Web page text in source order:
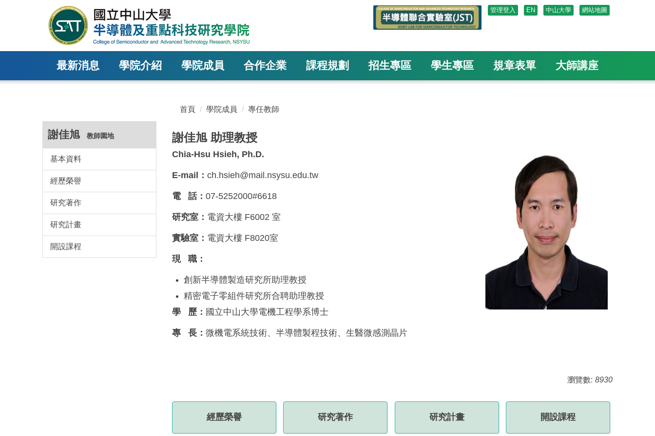
管理登入 EN 中山大學 網站地圖
最新消息 學院介紹 學院成員 合作企業 課程規劃 招生專區 學生專區 規章表單 大師講座
謝佳旭 教師園地
基本資料
經歷榮譽
研究著作
研究計畫
開設課程
首頁 學院成員 專任教師
謝佳旭 助理教授
Chia-Hsu Hsieh, Ph.D.
E-mail： ch.hsieh@mail.nsysu.edu.tw
電 話： 07-5252000#6618
研究室： 電資大樓 F6002 室
實驗室： 電資大樓 F8020室
現 職：
創新半導體製造研究所助理教授
精密電子零組件研究所合聘助理教授
學 歷： 國立中山大學電機工程學系博士
專 長： 微機電系統技術、 半導體製程技術、 生醫微感測晶片
瀏覽數: 8930
經歷榮譽 研究著作 研究計畫 開設課程